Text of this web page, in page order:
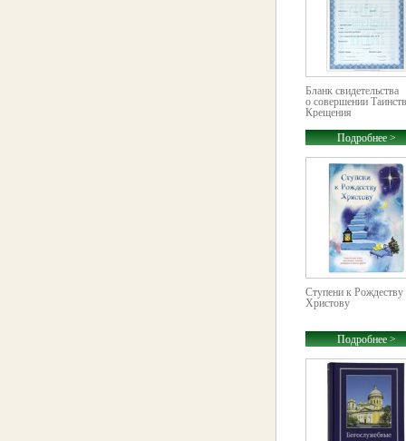
Бланк свидетельства
о совершении
Крещения
Подробнее >
Ступени к Рождеству
Христову
Подробнее >